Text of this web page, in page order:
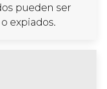
pueden ser
expiados.